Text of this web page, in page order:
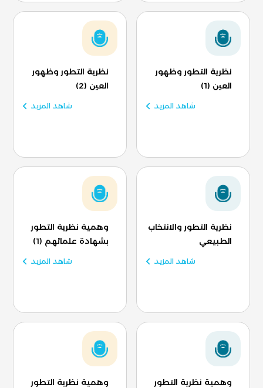
نظرية التطور وظهور
العين (1)
شاهد المزيد
نظرية التطور وظهور
العين (2)
شاهد المزيد
نظرية التطور والانتخاب
الطبيعي
شاهد المزيد
وهمية نظرية التطور
بشهادة علمائهم (1)
شاهد المزيد
وهمية نظرية التطور
وهمية نظرية التطور